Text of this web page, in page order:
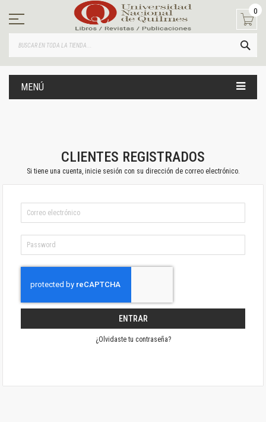
contenido
0
MENÚ
CLIENTES REGISTRADOS
Si tiene una cuenta, inicie sesión con su dirección de correo electrónico.
ENTRAR
¿Olvidaste tu contraseña?